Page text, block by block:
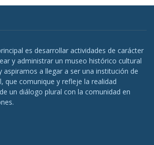
es desarrollar actividades de carácter
y administrar un museo histórico cultural
aspiramos a llegar a ser una institución de
que comunique y refleje la realidad
un diálogo plural con la comunidad en